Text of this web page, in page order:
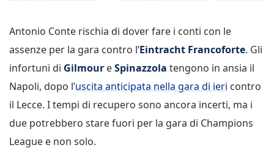
Antonio Conte rischia di dover fare i conti con le
assenze per la gara contro l’Eintracht Francoforte. Gli
infortuni di Gilmour eSpinazzola tengono in ansia il
Napoli, dopo l’uscita anticipata nella gara di ieri contro
il Lecce. I tempi di recupero sono ancora incerti, ma i
due potrebbero stare fuori per la gara di Champions
League e non solo.